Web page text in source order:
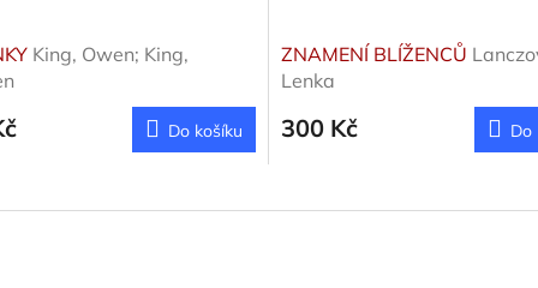
King, Owen; King,
Do košíku
ZNAMENÍ BLÍŽENCŮ
Lenka
300 Kč Do